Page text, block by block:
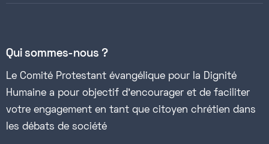
Qui sommes-nous ?
Le Comité Protestant évangélique pour la Dignité
Humaine a pour objectif d’encourager et de faciliter
votre engagement en tant que citoyen chrétien dans
les débats de société